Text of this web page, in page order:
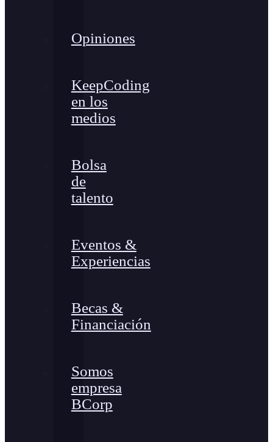
Opiniones
KeepCoding
en los
medios
Bolsa
de
talento
Eventos &
Experiencias
Becas &
Financiación
Somos
empresa
BCorp